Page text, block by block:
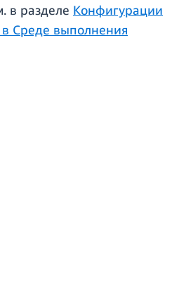
в разделе Конфигурации
Среде выполнения